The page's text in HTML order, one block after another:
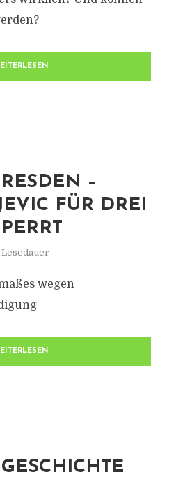
–
FÜR DREI
Lesedauer
wegen